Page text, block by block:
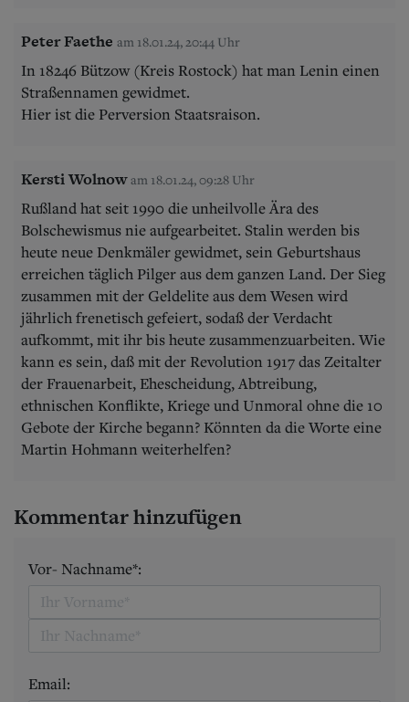
Peter Faethe am 18.01.24, 20:44 Uhr
In 18246 Bützow (Kreis Rostock) hat man Lenin einen
Straßennamen gewidmet.
Hier ist die Perversion Staatsraison.
Kersti Wolnow am 18.01.24, 09:28 Uhr
Rußland hat seit 1990 die unheilvolle Ära des
Bolschewismus nie aufgearbeitet. Stalin werden bis
heute neue Denkmäler gewidmet, sein Geburtshaus
erreichen täglich Pilger aus dem ganzen Land. Der Sieg
zusammen mit der Geldelite aus dem Wesen wird
jährlich frenetisch gefeiert, sodaß der Verdacht
aufkommt, mit ihr bis heute zusammenzuarbeiten. Wie
kann es sein, daß mit der Revolution 1917 das Zeitalter
der Frauenarbeit, Ehescheidung, Abtreibung,
ethnischen Konflikte, Kriege und Unmoral ohne die 10
Gebote der Kirche begann? Könnten da die Worte eine
Martin Hohmann weiterhelfen?
Kommentar hinzufügen
Vor- Nachname*:
Email: